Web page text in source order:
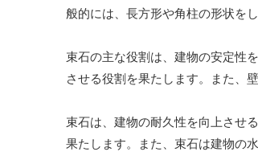
般的には、長方形や角柱の形状を
束石の主な役割は、建物の安定性
させる役割を果たします。また、
束石は、建物の耐久性を向上させ
果たします。また、束石は建物の